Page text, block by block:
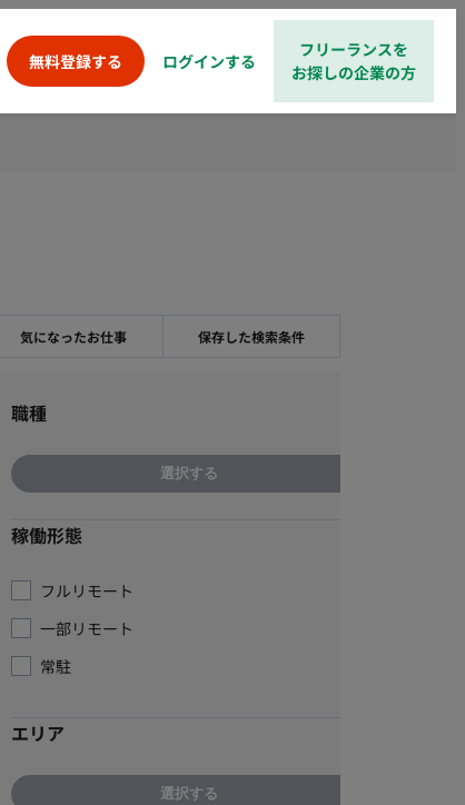
無料登録する ログインする
フリーランスを
お探しの企業の方
気になったお仕事 保存した検索条件
職種
選択する
稼働形態
フルリモート
一部リモート
常駐
エリア
選択する